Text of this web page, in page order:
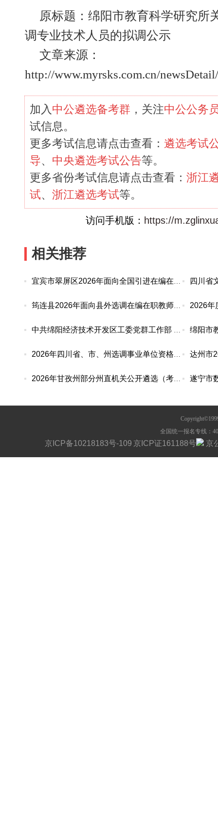
原标题：绵阳市教育科学研究所
调专业技术人员的拟调公示
文章来源：
http://www.myrsks.com.cn/
加入 中公遴选备考群 ，关注中公公务
试信息。
更多考试信息请点击查看： 遴选考试
导、 中央遴选考试公告等。
更多省份考试信息请点击查看： 浙江
试、 浙江遴选考试等。
访问手机版： https://
相关推荐
宜宾市翠屏区2026年面向全国引进在编在职优秀教师
筠连县2026年面向县外选调在编在职教师考试成绩及
中共绵阳经济技术开发区工委党群工作部 关于20
2026年四川省、市、州选调事业单位资格复审公告汇总
2026年甘孜州部分州直机关公开遴选（考调）公务员
全国统一报名专线：
京ICP备10218183号-109 京ICP证161188号 京